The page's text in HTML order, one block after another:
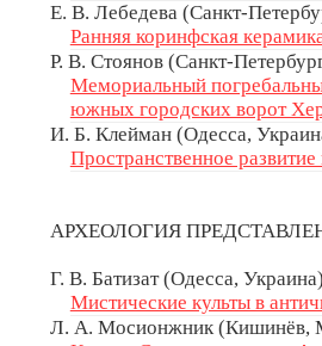
Е. В. Лебедева (Санкт-
Ранняя коринфская
Р. В. Стоянов (Санкт-
Мемориальный
южных городских ворот
И. Б. Клейман (Одесса,
Пространственное
АРХЕОЛОГИЯ
Г. В. Батизат (Одесса,
Мистические культы в
Л. А. Мосионжник (Кишинёв,